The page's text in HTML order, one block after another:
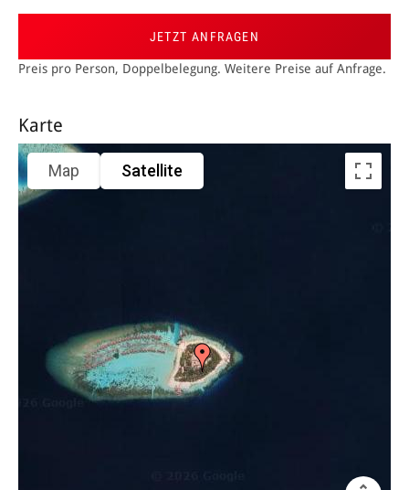
JETZT ANFRAGEN
Preis pro Person, Doppelbelegung. Weitere Preise auf Anfrage.
Karte
Map Satellite